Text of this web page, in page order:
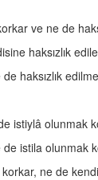
ve ne de
haksızlık
haksızlık
istiylâ olunmak
istila olunmak
ne de